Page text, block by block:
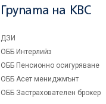
Групата на KBC
ДЗИ
ОББ Интерлийз
ОББ Пенсионно осигуряване
ОББ Асет мениджмънт
ОББ Застрахователен брокер